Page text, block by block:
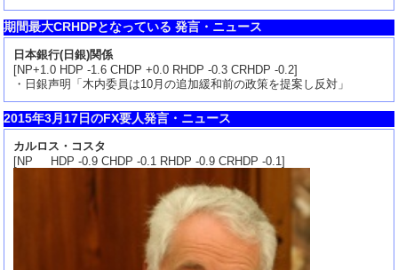
期間最大CRHDPとなっている 発言・ニュース
日本銀行(日銀)関係
[NP+1.0 HDP -1.6 CHDP +0.0 RHDP -0.3 CRHDP -0.2]
・日銀声明「木内委員は10月の追加緩和前の政策を提案し反対」
2015年3月17日のFX要人発言・ニュース
カルロス・コスタ
[NP HDP -0.9 CHDP -0.1 RHDP -0.9 CRHDP -0.1]